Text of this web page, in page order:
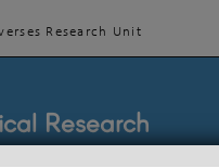
Research Unit
Research